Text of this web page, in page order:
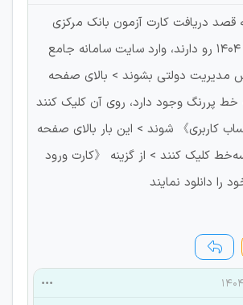
قصد دریافت کارت آزمون بانک مرکزی
مورخ ۲۸ شهریور ۱۴۰۴ رو دارند، وارد سایت سامانه جامع
مدیریت دولتی بشوند > بالای صفحه
پررنگ وجود دارد، روی آن کلیک کنند
کاربری》 شوند > این بار بالای صفحه
کلیک کنند > از گزینه 《کارت ورود
را دانلود نمایند